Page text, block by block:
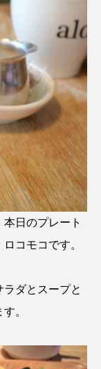
日のプレート
コモコです。
ダとスープと
。